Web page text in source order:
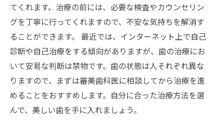
てくれます。治療の前には、必要な検査やカウンセリン
グを丁寧に行ってくれますので、不安な気持ちを解消す
ることができます。 最近では、インターネット上で自己
診断や自己治療をする傾向がありますが、歯の治療にお
いて安易な判断は禁物です。歯の状態は人それぞれ異な
りますので、まずは審美歯科医に相談してから治療を進
めることをおすすめします。自分に合った治療方法を選
んで、美しい歯を手に入れましょう。